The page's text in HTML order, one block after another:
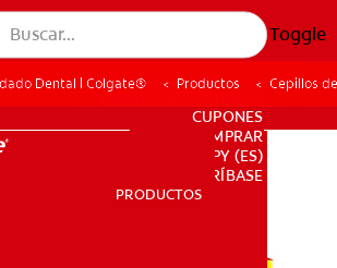
Toggle
PRODUCTOS
PARA PROFESIONALES
CUPONES
DONDE COMPRAR
PY (ES)
SUSCRÍBASE
PRODUCTOS
Dental | Colgate® Productos Cepillos